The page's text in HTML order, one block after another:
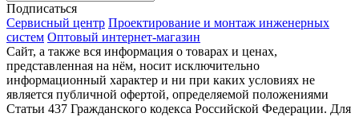
Подписаться
Сервисный центр Проектирование и монтаж инженерных
систем Оптовый интернет-магазин
Сайт, а также вся информация о товарах и ценах,
представленная на нём, носит исключительно
информационный характер и ни при каких условиях не
является публичной офертой, определяемой положениями
Статьи 437 Гражданского кодекса Российской Федерации. Для